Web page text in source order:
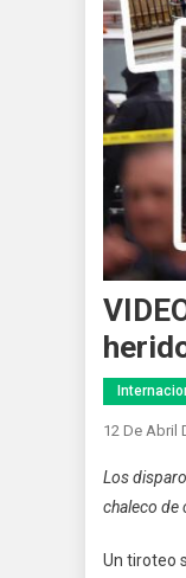
12 De Abril
Los
chaleco de
Un tiroteo